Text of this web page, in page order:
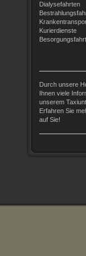
Dialysefahrten
Kurierdienste
Durch unsere
Ihnen viele
unserem
Erfahren Sie
auf Sie!